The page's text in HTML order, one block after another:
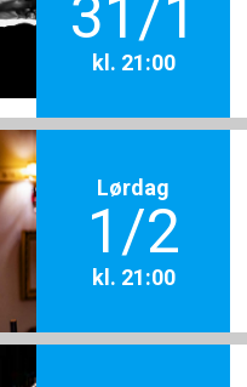
31/1
kl. 21:00
Lørdag
1/2
kl. 21:00